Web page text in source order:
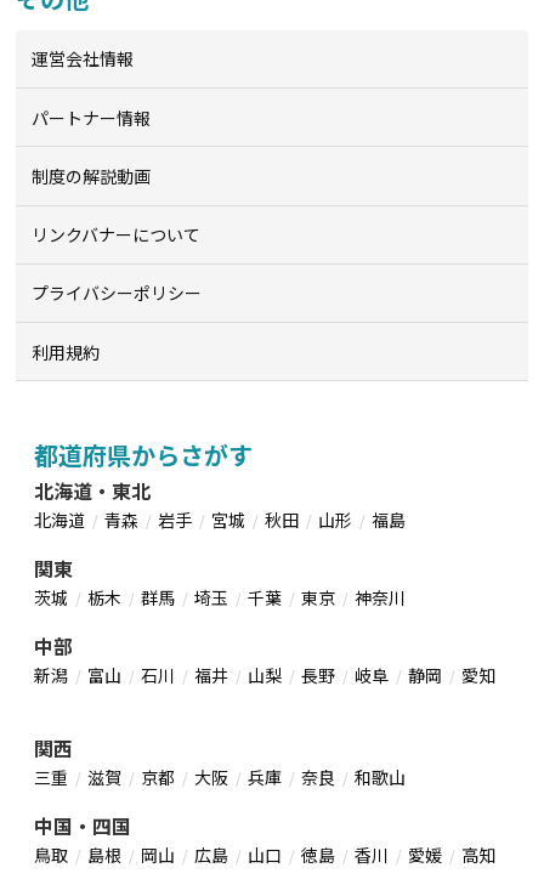
運営会社情報
パートナー情報
制度の解説動画
リンクバナーについて
プライバシーポリシー
利用規約
都道府県からさがす
北海道・東北
北海道 青森 岩手 宮城 秋田 山形 福島
関東
茨城 栃木 群馬 埼玉 千葉 東京 神奈川
中部
新潟 富山 石川 福井 山梨 長野 岐阜 静岡 愛知
関西
三重 滋賀 京都 大阪 兵庫 奈良 和歌山
中国・四国
鳥取 島根 岡山 広島 山口 徳島 香川 愛媛 高知